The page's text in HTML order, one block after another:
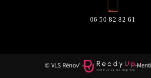
06 50 82 82 61
© VLS Rénov' - -